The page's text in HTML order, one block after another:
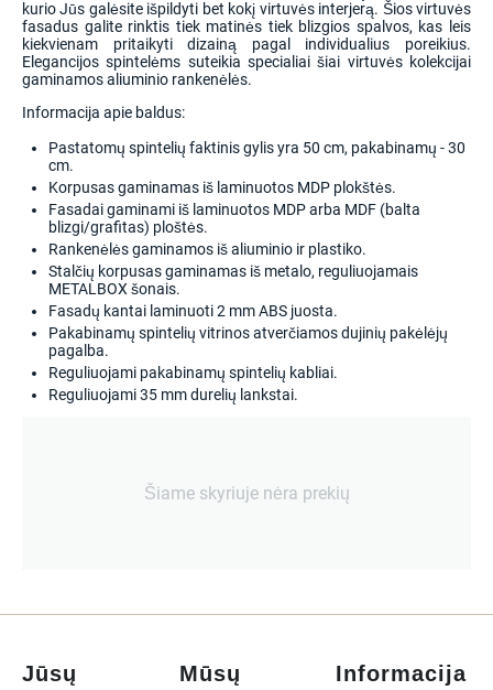
kurio Jūs galėsite išpildyti bet kokį virtuvės interjerą. Šios virtuvės
fasadus galite rinktis tiek matinės tiek blizgios spalvos, kas leis
kiekvienam pritaikyti dizainą pagal individualius poreikius.
Elegancijos spintelėms suteikia specialiai šiai virtuvės kolekcijai
gaminamos aliuminio rankenėlės.
Informacija apie baldus:
Pastatomų spintelių faktinis gylis yra 50 cm, pakabinamų - 30
cm.
Korpusas gaminamas iš laminuotos MDP plokštės.
Fasadai gaminami iš laminuotos MDP arba MDF (balta
blizgi/grafitas) ploštės.
Rankenėlės gaminamos iš aliuminio ir plastiko.
Stalčių korpusas gaminamas iš metalo, reguliuojamais
METALBOX šonais.
Fasadų kantai laminuoti 2 mm ABS juosta.
Pakabinamų spintelių vitrinos atverčiamos dujinių pakėlėjų
pagalba.
Reguliuojami pakabinamų spintelių kabliai.
Reguliuojami 35 mm durelių lankstai.
Šiame skyriuje nėra prekių
Jūsų
Mūsų
Informacija